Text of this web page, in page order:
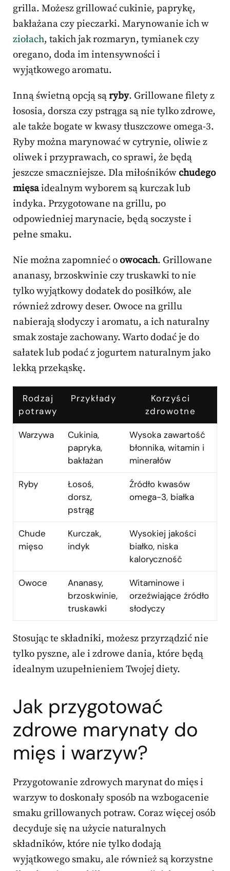
grilla. Możesz grillować cukinie, paprykę,
bakłażana czy pieczarki. Marynowanie ich w
ziołach, takich jak rozmaryn, tymianek czy
oregano, doda im intensywności i
wyjątkowego aromatu.
Inną świetną opcją sąryby. Grillowane filety z
łososia, dorsza czy pstrąga są nie tylko zdrowe,
ale także bogate w kwasy tłuszczowe omega-3.
Ryby można marynować w cytrynie, oliwie z
oliwek i przyprawach, co sprawi, że będą
jeszcze smaczniejsze. Dla miłośnikówchudego
mięsaidealnym wyborem są kurczak lub
indyka. Przygotowane na grillu, po
odpowiedniej marynacie, będą soczyste i
pełne smaku.
Nie można zapomnieć oowocach. Grillowane
ananasy, brzoskwinie czy truskawki to nie
tylko wyjątkowy dodatek do posiłków, ale
również zdrowy deser. Owoce na grillu
nabierają słodyczy i aromatu, a ich naturalny
smak zostaje zachowany. Warto dodać je do
sałatek lub podać z jogurtem naturalnym jako
lekką przekąskę.
Rodzaj
potrawy
Przykłady
Korzyści
zdrowotne
Warzywa
Cukinia,
papryka,
bakłażan
Wysoka zawartość
błonnika, witamin i
minerałów
Ryby
Łosoś,
dorsz,
pstrąg
Źródło kwasów
omega-3, białka
Chude
mięso
Kurczak,
indyk
Wysokiej jakości
białko, niska
kaloryczność
Owoce
Ananasy,
brzoskwinie,
truskawki
Witaminowe i
orzeźwiające źródło
słodyczy
Stosując te składniki, możesz przyrządzić nie
tylko pyszne, ale i zdrowe dania, które będą
idealnym uzupełnieniem Twojej diety.
Jak przygotować
zdrowe marynaty do
mięs i warzyw?
Przygotowanie zdrowych marynat do mięs i
warzyw to doskonały sposób na wzbogacenie
smaku grillowanych potraw. Coraz więcej osób
decyduje się na użycie naturalnych
składników, które nie tylko dodają
wyjątkowego smaku, ale również są korzystne